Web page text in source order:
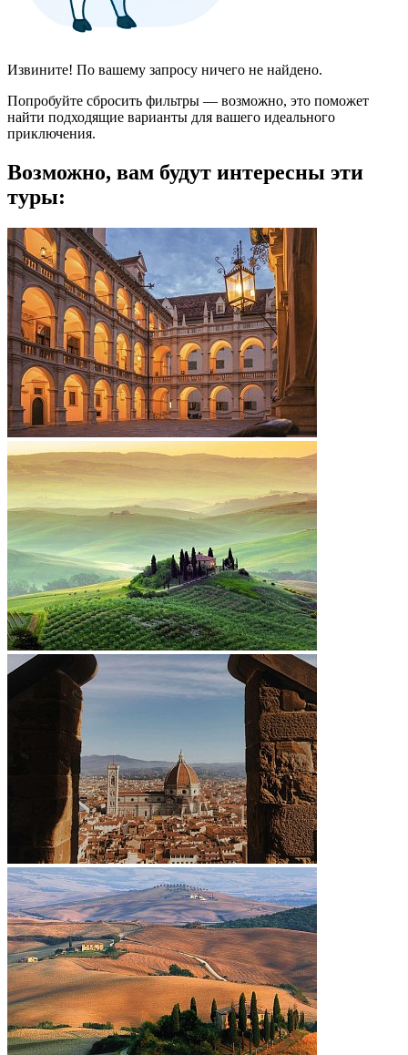
Извините! По вашему запросу ничего не найдено.
Попробуйте сбросить фильтры — возможно, это поможет
найти подходящие варианты для вашего идеального
приключения.
Возможно, вам будут интересны эти
туры: